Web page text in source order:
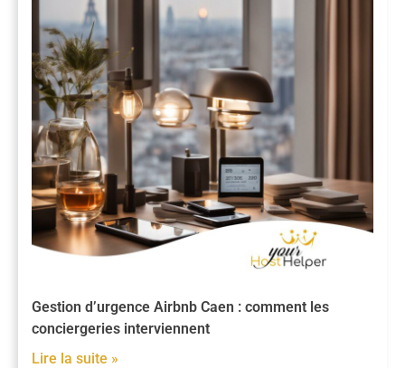
Gestion d’urgence Airbnb Caen : comment les
conciergeries interviennent
Lire la suite »